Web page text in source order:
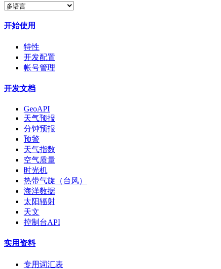
开始使用
特性
开发配置
帐号管理
开发文档
GeoAPI
天气预报
分钟预报
预警
天气指数
空气质量
时光机
热带气旋（台风）
海洋数据
太阳辐射
天文
控制台API
实用资料
专用词汇表